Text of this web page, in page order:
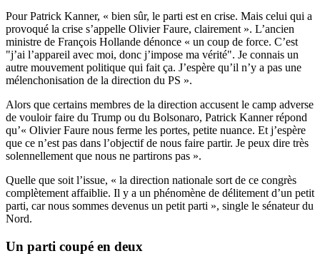
Pour Patrick Kanner, « bien sûr, le parti est en crise. Mais celui qui a
provoqué la crise s’appelle Olivier Faure, clairement ». L’ancien
ministre de François Hollande dénonce « un coup de force. C’est
"j’ai l’appareil avec moi, donc j’impose ma vérité". Je connais un
autre mouvement politique qui fait ça. J’espère qu’il n’y a pas une
mélenchonisation de la direction du PS ».
Alors que certains membres de la direction accusent le camp adverse
de vouloir faire du Trump ou du Bolsonaro, Patrick Kanner répond
qu’« Olivier Faure nous ferme les portes, petite nuance. Et j’espère
que ce n’est pas dans l’objectif de nous faire partir. Je peux dire très
solennellement que nous ne partirons pas ».
Quelle que soit l’issue, « la direction nationale sort de ce congrès
complètement affaiblie. Il y a un phénomène de délitement d’un petit
parti, car nous sommes devenus un petit parti », single le sénateur du
Nord.
Un parti coupé en deux